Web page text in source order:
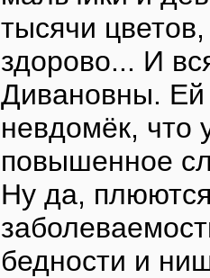
тысячи
здорово... И
Дивановны. Ей
невдомёк, что
повышенное
Ну да,
бедности и